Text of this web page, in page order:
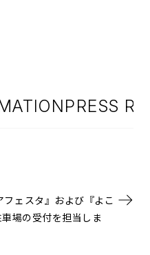
PRESS
フェスタ』および『よこ
場の受付を担当しま